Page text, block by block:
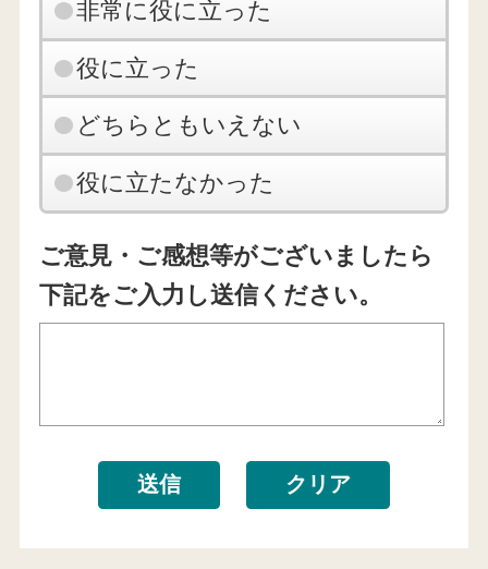
非常に役に立った
役に立った
どちらともいえない
役に立たなかった
ご意見・ご感想等がございましたら
下記をご入力し送信ください。